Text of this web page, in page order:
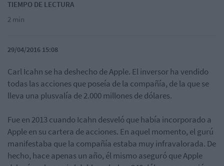
TIEMPO DE LECTURA
2 min
29/04/2016 15:08
Carl Icahn se ha deshecho de Apple. El inversor ha vendido
todas las acciones que poseía de la compañía, de la que se
lleva una plusvalía de 2.000 millones de dólares.
Fue en 2013 cuando Icahn desveló que había incorporado a
Apple en su cartera de acciones. En aquel momento, el gurú
manifestaba que la compañía estaba muy infravalorada. De
hecho, hace apenas un año, él mismo aseguró que Apple